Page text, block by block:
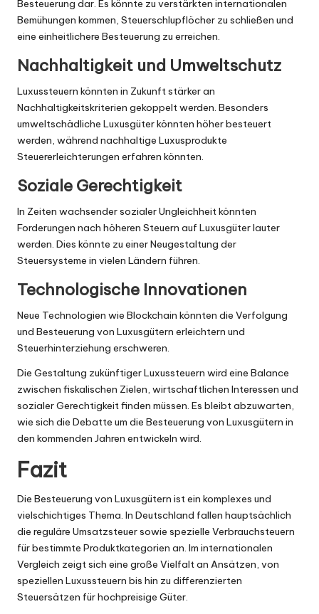
Besteuerung dar. Es könnte zu verstärkten internationalen
Bemühungen kommen, Steuerschlupflöcher zu schließen und
eine einheitlichere Besteuerung zu erreichen.
Nachhaltigkeit und Umweltschutz
Luxussteuern könnten in Zukunft stärker an
Nachhaltigkeitskriterien gekoppelt werden. Besonders
umweltschädliche Luxusgüter könnten höher besteuert
werden, während nachhaltige Luxusprodukte
Steuererleichterungen erfahren könnten.
Soziale Gerechtigkeit
In Zeiten wachsender sozialer Ungleichheit könnten
Forderungen nach höheren Steuern auf Luxusgüter lauter
werden. Dies könnte zu einer Neugestaltung der
Steuersysteme in vielen Ländern führen.
Technologische Innovationen
Neue Technologien wie Blockchain könnten die Verfolgung
und Besteuerung von Luxusgütern erleichtern und
Steuerhinterziehung erschweren.
Die Gestaltung zukünftiger Luxussteuern wird eine Balance
zwischen fiskalischen Zielen, wirtschaftlichen Interessen und
sozialer Gerechtigkeit finden müssen. Es bleibt abzuwarten,
wie sich die Debatte um die Besteuerung von Luxusgütern in
den kommenden Jahren entwickeln wird.
Fazit
Die Besteuerung von Luxusgütern ist ein komplexes und
vielschichtiges Thema. In Deutschland fallen hauptsächlich
die reguläre Umsatzsteuer sowie spezielle Verbrauchsteuern
für bestimmte Produktkategorien an. Im internationalen
Vergleich zeigt sich eine große Vielfalt an Ansätzen, von
speziellen Luxussteuern bis hin zu differenzierten
Steuersätzen für hochpreisige Güter.